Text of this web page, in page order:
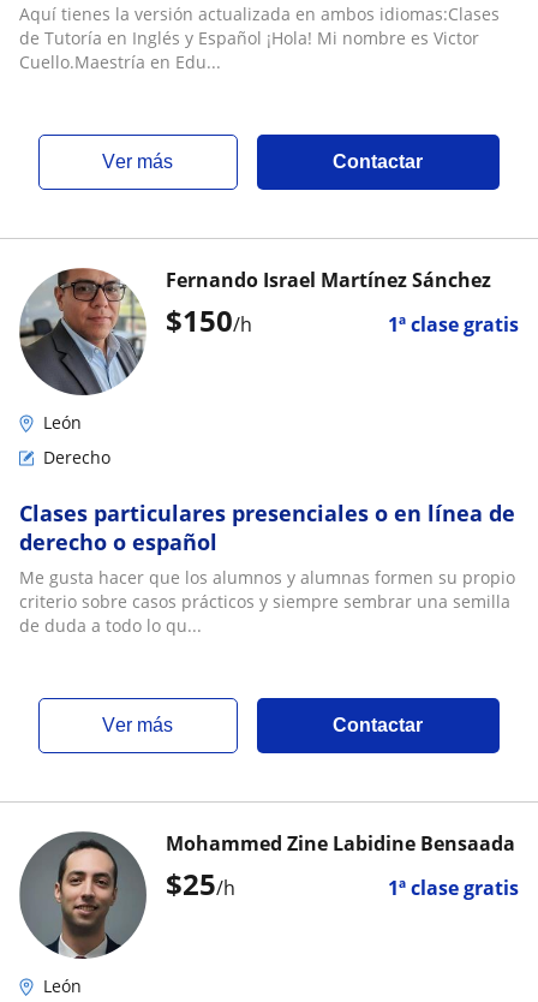
Aquí tienes la versión actualizada en ambos idiomas:Clases
de Tutoría en Inglés y Español ¡Hola! Mi nombre es Victor
Cuello.Maestría en Edu...
ver más Contactar
$150/h 1ª clase gratis
Fernando Israel Martínez Sánchez
León
Derecho
Clases particulares presenciales o en línea de
derecho o español
Me gusta hacer que los alumnos y alumnas formen su propio
criterio sobre casos prácticos y siempre sembrar una semilla
de duda a todo lo qu...
ver más Contactar
$25/h 1ª clase gratis
Mohammed Zine Labidine Bensaada
León